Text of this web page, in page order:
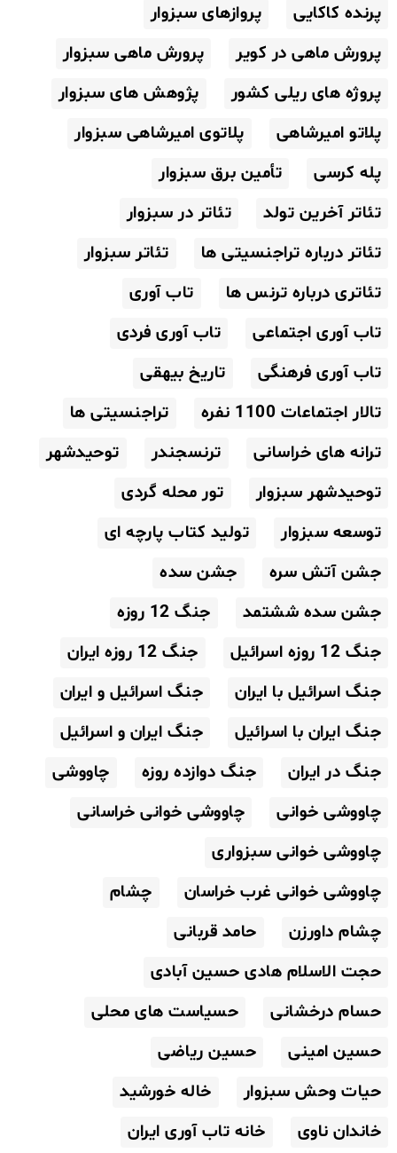
پرنده کاکایی
پروازهای سبزوار
پرورش ماهی در کویر
پرورش ماهی سبزوار
پروژه های ریلی کشور
پژوهش های سبزوار
پلاتو امیرشاهی
پلاتوی امیرشاهی سبزوار
پله کرسی
تأمین برق سبزوار
تئاتر آخرین تولد
تئاتر در سبزوار
تئاتر درباره تراجنسیتی ها
تئاتر سبزوار
تئاتری درباره ترنس ها
تاب آوری
تاب آوری اجتماعی
تاب آوری فردی
تاب آوری فرهنگی
تاریخ بیهقی
تالار اجتماعات 1100 نفره
تراجنسیتی ها
ترانه های خراسانی
ترنسجندر
توحیدشهر
توحیدشهر سبزوار
تور محله گردی
توسعه سبزوار
تولید کتاب پارچه ای
جشن آتش سره
جشن سده
جشن سده ششتمد
جنگ 12 روزه
جنگ 12 روزه اسرائیل
جنگ 12 روزه ایران
جنگ اسرائیل با ایران
جنگ اسرائیل و ایران
جنگ ایران با اسرائیل
جنگ ایران و اسرائیل
جنگ در ایران
جنگ دوازده روزه
چاووشی
چاووشی خوانی
چاووشی خوانی خراسانی
چاووشی خوانی سبزواری
چاووشی خوانی غرب خراسان
چشام
چشام داورزن
حامد قربانی
حجت الاسلام هادی حسین آبادی
حسام درخشانی
حسیاست های محلی
حسین امینی
حسین ریاضی
حیات وحش سبزوار
خاله خورشید
خاندان ناوی
خانه تاب آوری ایران